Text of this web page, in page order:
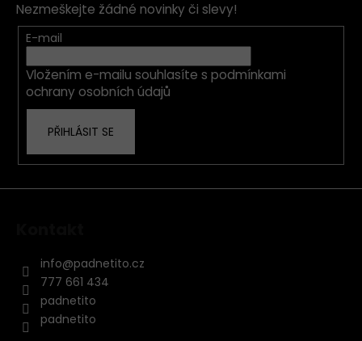
Nezmeškejte žádné novinky či slevy!
E-mail
Vložením e-mailu souhlasíte s podmínkami
ochrany osobních údajů
PŘIHLÁSIT SE
info@padnetito.cz
777 661 434
padnetito
padnetito